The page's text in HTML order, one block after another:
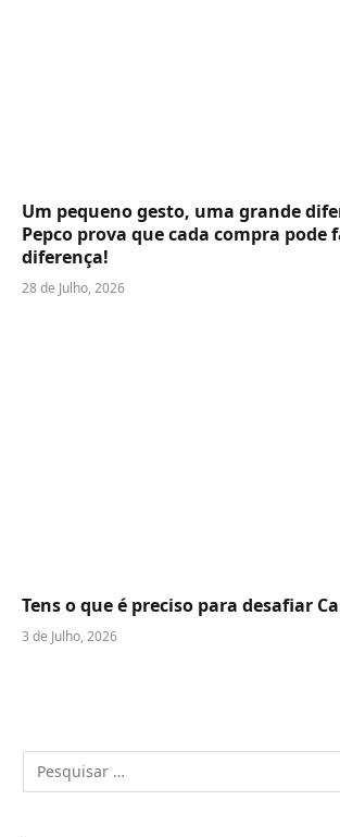
Um pequeno gesto, uma grande
Pepco prova que cada compra pode
diferença!
28 de Julho, 2026
Tens o que é preciso para desafiar
3 de Julho, 2026